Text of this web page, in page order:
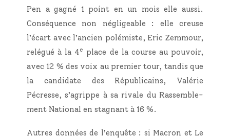
Pen a gagné 1 point en un mois elle aus­si.
Consé­quence non négli­geable : elle creuse
l’écart avec l’ancien polé­miste, Eric Zem­mour,
relé­gué à la 4e place de la course au pou­voir,
avec 12 % des voix au pre­mier tour, tan­dis que
la can­di­date des Répu­bli­cains, Valé­rie
Pécresse, s’agrippe à sa rivale du Ras­sem­ble­
ment Natio­nal en stag­nant à 16 %.
Autres don­nées de l’enquête : si Macron et Le